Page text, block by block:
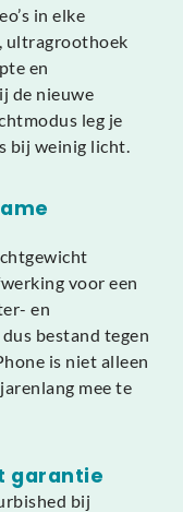
in elke
ultragroothoek
en
de nieuwe
leg je
bij weinig licht.
voor een
en
bestand tegen
is niet alleen
mee te
garantie
bij